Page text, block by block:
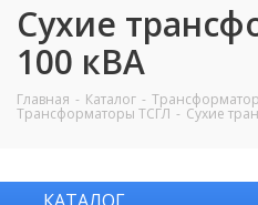
Сухие
100 кВА
Главная Каталог
Трансформаторы ТСГЛ Сухие